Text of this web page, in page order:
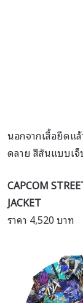
นอกจากเสื้อยืดแ
ดลาย สีสันแบบเจ็
CAPCOM
JACKET
ราคา 4,520 บาท